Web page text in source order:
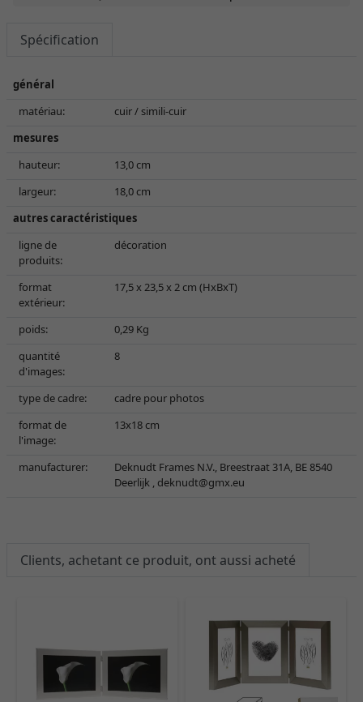
Spécification
général
matériau:
cuir / simili-cuir
mesures
hauteur:
13,0 cm
largeur:
18,0 cm
autres caractéristiques
ligne de
produits:
décoration
format
extérieur:
17,5 x 23,5 x 2 cm (HxBxT)
poids:
0,29 Kg
quantité
d'images:
8
type de cadre:
cadre pour photos
format de
l'image:
13x18 cm
manufacturer:
Deknudt Frames N.V., Breestraat 31A, BE 8540
Deerlijk , deknudt@gmx.eu
Clients, achetant ce produit, ont aussi acheté